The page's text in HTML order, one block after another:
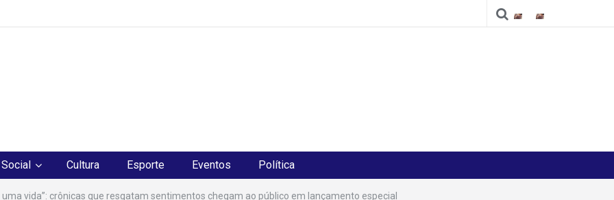
Cidade
Social Cultura Esporte Eventos Política
uma vida”: crônicas que resgatam sentimentos chegam ao público em lançamento especial